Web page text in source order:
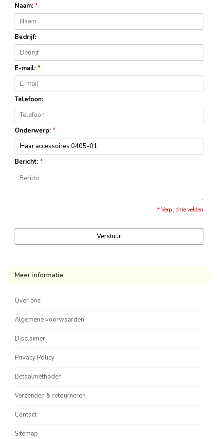
Naam: *
Bedrijf:
E-mail: *
Telefoon:
Onderwerp: *
Bericht: *
* Verplichte velden
Verstuur
Meer informatie
Over ons
Algemene voorwaarden
Disclaimer
Privacy Policy
Betaalmethoden
Verzenden & retourneren
Contact
Sitemap